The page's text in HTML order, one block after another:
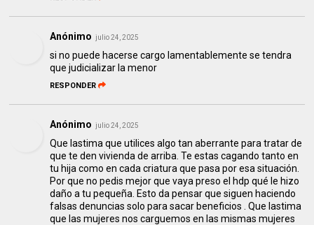
Anónimo julio 24, 2025
si no puede hacerse cargo lamentablemente se tendra
que judicializar la menor
RESPONDER
Anónimo julio 24, 2025
Que lastima que utilices algo tan aberrante para tratar de
que te den vivienda de arriba. Te estas cagando tanto en
tu hija como en cada criatura que pasa por esa situación.
Por que no pedis mejor que vaya preso el hdp qué le hizo
daño a tu pequeña. Esto da pensar que siguen haciendo
falsas denuncias solo para sacar beneficios . Que lastima
que las mujeres nos carguemos en las mismas mujeres